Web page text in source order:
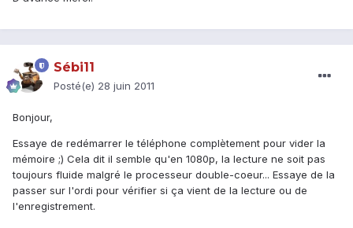
Sébi11
Posté(e) 28 juin 2011
Bonjour,
Essaye de redémarrer le téléphone complètement pour vider la
mémoire ;) Cela dit il semble qu'en 1080p, la lecture ne soit pas
toujours fluide malgré le processeur double-coeur... Essaye de la
passer sur l'ordi pour vérifier si ça vient de la lecture ou de
l'enregistrement.